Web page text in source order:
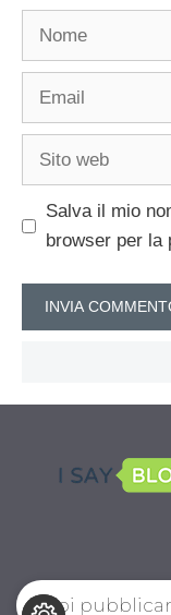
Nome
Email
Sito
Salva il mio
browser per la
Vuoi